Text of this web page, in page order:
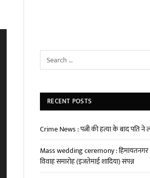
RECENT POSTS
Crime News : पत्नी की हत्या के बाद पति ने
Mass wedding ceremony : हिमायतनगर
विवाह समारोह (इजतेमाई शादिया) संपन्न